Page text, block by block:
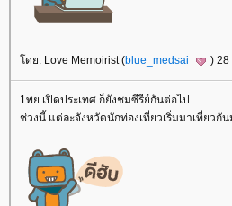
โดย: Love Memoirist (blue_medsai )
1พย.เปิดประเทศ ก็ยังชมซีรีย์กันต่อไป
ช่วงนี้ แต่ละจังหวัดนักท่องเที่ยวเริ่มมาเที่ยวกั